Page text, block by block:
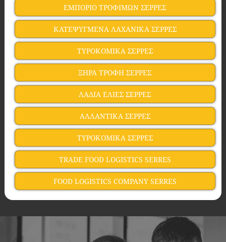
ΕΜΠΟΡΙΟ ΤΡΟΦΙΜΩΝ ΣΕΡΡΕΣ
ΚΑΤΕΨΥΓΜΕΝΑ ΛΑΧΑΝΙΚΑ ΣΕΡΡΕΣ
ΤΥΡΟΚΟΜΙΚΑ ΣΕΡΡΕΣ
ΞΗΡΑ ΤΡΟΦΗ ΣΕΡΡΕΣ
ΛΑΔΙΑ ΕΛΙΕΣ ΣΕΡΡΕΣ
ΑΛΛΑΝΤΙΚΑ ΣΕΡΡΕΣ
ΤΥΡΟΚΟΜΙΚΑ ΣΕΡΡΕΣ
TRADE FOOD LOGISTICS SERRES
FOOD LOGISTICS COMPANY SERRES